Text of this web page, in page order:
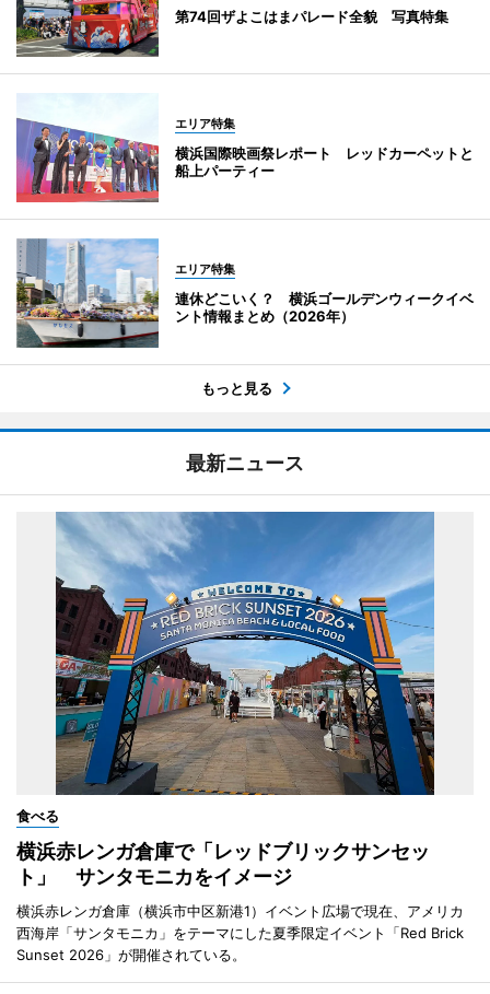
第74回ザよこはまパレード全貌 写真特集
エリア特集
横浜国際映画祭レポート レッドカーペットと
船上パーティー
エリア特集
連休どこいく？ 横浜ゴールデンウィークイベ
ント情報まとめ（2026年）
もっと見る
最新ニュース
食べる
横浜赤レンガ倉庫で「レッドブリックサンセッ
ト」 サンタモニカをイメージ
横浜赤レンガ倉庫（横浜市中区新港1）イベント広場で現在、アメリカ
西海岸「サンタモニカ」をテーマにした夏季限定イベント「Red Brick
Sunset 2026」が開催されている。